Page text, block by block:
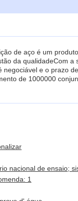
de aço é um
da qualidadeCom
negociável e o prazo
de 1000000
nacional de ensaio;
1